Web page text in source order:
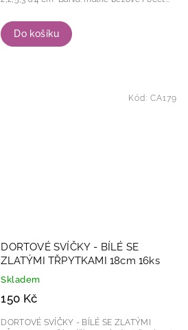
Do košíku
DORTOVÉ SVÍČKY - BÍLÉ SE
ZLATÝMI TŘPYTKAMI 18cm 16ks
Skladem
150 Kč
DORTOVÉ SVÍČKY - BÍLÉ SE ZLATÝMI
Kód: CA179